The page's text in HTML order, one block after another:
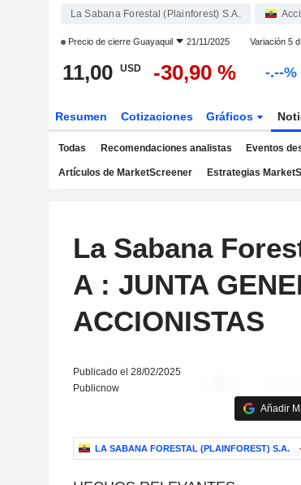
La Sabana Forestal (Plainforest) S.A.
Precio de cierre Guayaquil 21/11/2025 Variación 5
11,00 USD -30,90 % -.--%
Resumen Cotizaciones Gráficos
Todas Recomendaciones analistas Eventos
Artículos de MarketScreener Estrategias
La Sabana
A : JUNTA
ACCIONISTAS
Publicado el 28/02/2025
Publicnow
Añadir
LA SABANA FORESTAL (PLAINFOREST) S.A.